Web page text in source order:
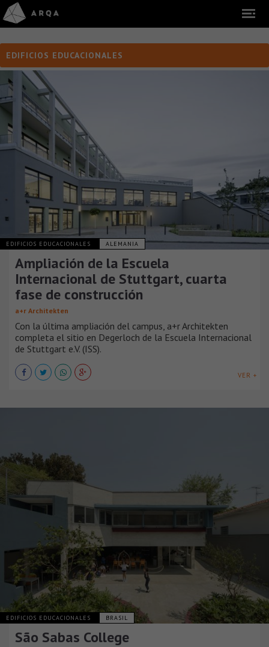
EDIFICIOS EDUCACIONALES
EDIFICIOS EDUCACIONALES ALEMANIA
Ampliación de la Escuela
Internacional de Stuttgart, cuarta
fase de construcción
a+r Architekten
Con la última ampliación del campus, a+r Architekten
completa el sitio en Degerloch de la Escuela Internacional
de Stuttgart e.V. (ISS).
VER +
EDIFICIOS EDUCACIONALES BRASIL
São Sabas College